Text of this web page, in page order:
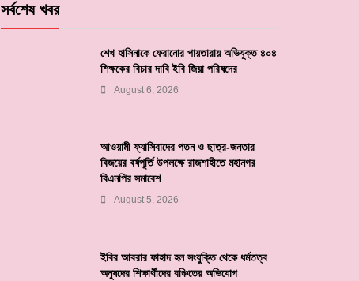
সর্বশেষ খবর
শেখ হাসিনাকে ফেরানোর পায়তারায় অভিযুক্ত ৪০৪
শিক্ষকের বিচার দাবি ইবি জিয়া পরিষদের
August 6, 2026
আওয়ামী ফ্যাসিবাদের পতন ও ছাত্র-জনতার
বিজয়ের বর্ষপূর্তি উপলক্ষে রাজশাহীতে মহানগর
বিএনপির সমাবেশ
August 5, 2026
ইবির আবরার ফাহাদ হল সংযুক্তি থেকে ধর্মতত্ব
অনুষদের শিক্ষার্থীদের বঞ্চিতের অভিযোগ